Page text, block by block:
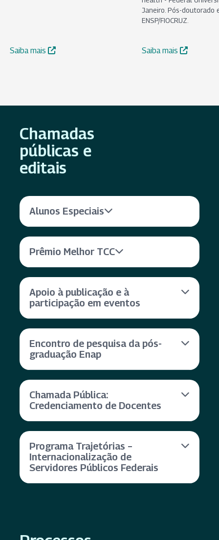
Saiba mais
Janeiro. Pós-doutorado
ENSP/FIOCRUZ.
Saiba mais
Chamadas
públicas e
editais
Alunos Especiais
Prêmio Melhor TCC
Apoio à publicação e à
participação em eventos
Encontro de pesquisa da pós-
graduação Enap
Chamada Pública:
Credenciamento de Docentes
Programa Trajetórias –
Internacionalização de
Servidores Públicos Federais